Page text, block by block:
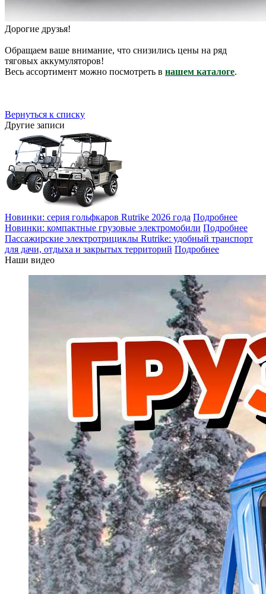
Дорогие друзья!
Обращаем ваше внимание, что снизились цены на ряд
тяговых аккумуляторов!
Весь ассортимент можно посмотреть в нашем каталоге.
Вернуться к списку
Другие записи
Новинки: серия гольфкаров Rutrike 2026 года Подробнее
Новинки: компактные грузовые электромобили Подробнее
Пассажирские электротрициклы Rutrike: удобный транспорт
для дачи, отдыха и закрытых территорий Подробнее
Наши видео